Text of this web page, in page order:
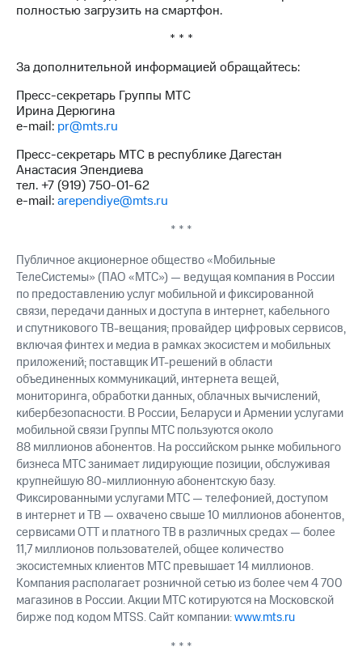
полностью загрузить на смартфон.
* * *
За дополнительной информацией обращайтесь:
Пресс-секретарь Группы МТС
Ирина Дерюгина
e-mail: pr@mts.ru
Пресс-секретарь МТС в республике Дагестан
Анастасия Эпендиева
тел. +7 (919) 750-01-62
e-mail:arependiye@mts.ru
* * *
Публичное акционерное общество «Мобильные
ТелеСистемы» (ПАО «МТС») — ведущая компания в России
по предоставлению услуг мобильной и фиксированной
связи, передачи данных и доступа в интернет, кабельного
и спутникового ТВ-вещания; провайдер цифровых сервисов,
включая финтех и медиа в рамках экосистем и мобильных
приложений; поставщик ИТ-решений в области
объединенных коммуникаций, интернета вещей,
мониторинга, обработки данных, облачных вычислений,
кибербезопасности. В России, Беларуси и Армении услугами
мобильной связи Группы МТС пользуются около
88 миллионов абонентов. На российском рынке мобильного
бизнеса МТС занимает лидирующие позиции, обслуживая
крупнейшую 80-миллионную абонентскую базу.
Фиксированными услугами МТС — телефонией, доступом
в интернет и ТВ — охвачено свыше 10 миллионов абонентов,
сервисами OTT и платного ТВ в различных средах — более
11,7 миллионов пользователей, общее количество
экосистемных клиентов МТС превышает 14 миллионов.
Компания располагает розничной сетью из более чем 4 700
магазинов в России. Акции МТС котируются на Московской
бирже под кодом MTSS. Сайт компании:www.mts.ru
* * *